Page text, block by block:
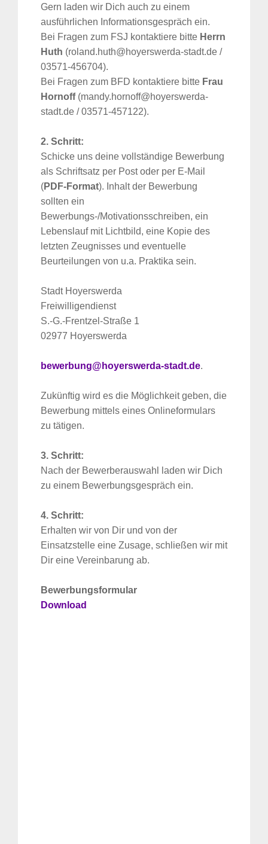
Gern laden wir Dich auch zu einem
ausführlichen Informationsgespräch ein.
Bei Fragen zum FSJ kontaktiere bitte Herrn
Huth (roland.huth@hoyerswerda-stadt.de /
03571-456704).
Bei Fragen zum BFD kontaktiere bitte Frau
Hornoff(mandy.hornoff@hoyerswerda-
stadt.de / 03571-457122).
2. Schritt:
Schicke uns deine vollständige Bewerbung
als Schriftsatz per Post oder per E-Mail
(PDF-Format). Inhalt der Bewerbung
sollten ein
Bewerbungs-/Motivationsschreiben, ein
Lebenslauf mit Lichtbild, eine Kopie des
letzten Zeugnisses und eventuelle
Beurteilungen von u.a. Praktika sein.
Stadt Hoyerswerda
Freiwilligendienst
S.-G.-Frentzel-Straße 1
02977 Hoyerswerda
bewerbung@hoyerswerda-stadt.de.
Zukünftig wird es die Möglichkeit geben, die
Bewerbung mittels eines Onlineformulars
zu tätigen.
3. Schritt:
Nach der Bewerberauswahl laden wir Dich
zu einem Bewerbungsgespräch ein.
4. Schritt:
Erhalten wir von Dir und von der
Einsatzstelle eine Zusage, schließen wir mit
Dir eine Vereinbarung ab.
Bewerbungsformular
Download